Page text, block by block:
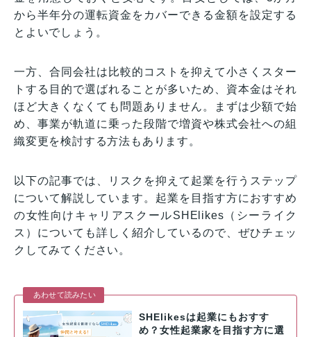
から半年分の運転資金をカバーできる金額を設定する
とよいでしょう。
一方、合同会社は比較的コストを抑えて小さくスター
トする目的で選ばれることが多いため、資本金はそれ
ほど大きくなくても問題ありません。まずは少額で始
め、事業が軌道に乗った段階で増資や株式会社への組
織変更を検討する方法もあります。
以下の記事では、リスクを抑えて起業を行うステップ
について解説しています。起業を目指す方におすすめ
の女性向けキャリアスクールSHElikes（シーライク
ス）についても詳しく紹介しているので、ぜひチェッ
クしてみてください。
あわせて読みたい
SHElikesは起業にもおすす
め？女性起業家を目指す方に選